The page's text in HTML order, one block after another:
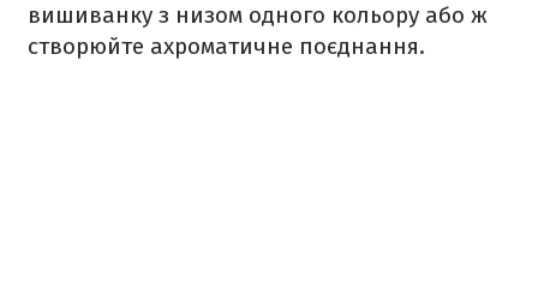
вишиванку з низом одного кольору або ж
створюйте ахроматичне поєднання.